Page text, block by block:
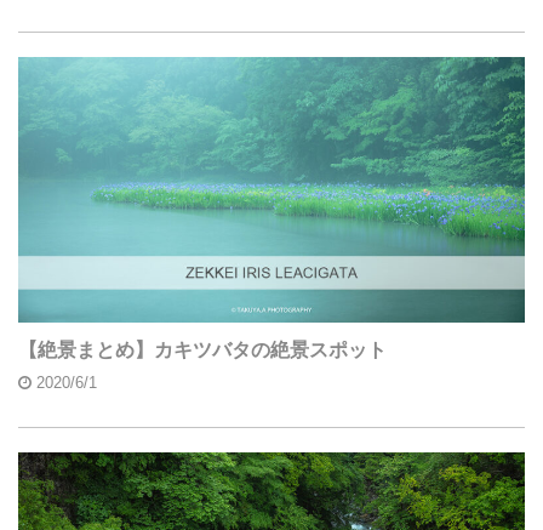
【絶景まとめ】カキツバタの絶景スポット
2020/6/1